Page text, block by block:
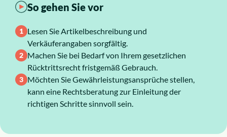
News
Über uns
Karriere
So gehen Sie vor
Lesen Sie Artikelbeschreibung und
Verkäuferangaben sorgfältig.
Machen Sie bei Bedarf von Ihrem gesetzlichen
Rücktrittsrecht fristgemäß Gebrauch.
Möchten Sie Gewährleistungsansprüche stellen,
kann eine Rechtsberatung zur Einleitung der
richtigen Schritte sinnvoll sein.